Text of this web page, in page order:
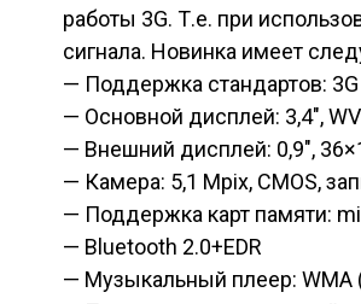
работы 3G. Т.е. при
сигнала. Новинка имеет
— Поддержка стандартов: 3G
— Основной дисплей: 3,4″,
— Внешний дисплей: 0,9″,
— Камера: 5,1 Mpix, CMOS,
— Поддержка карт памяти:
— Bluetooth 2.0+EDR
— Музыкальный плеер: WMA